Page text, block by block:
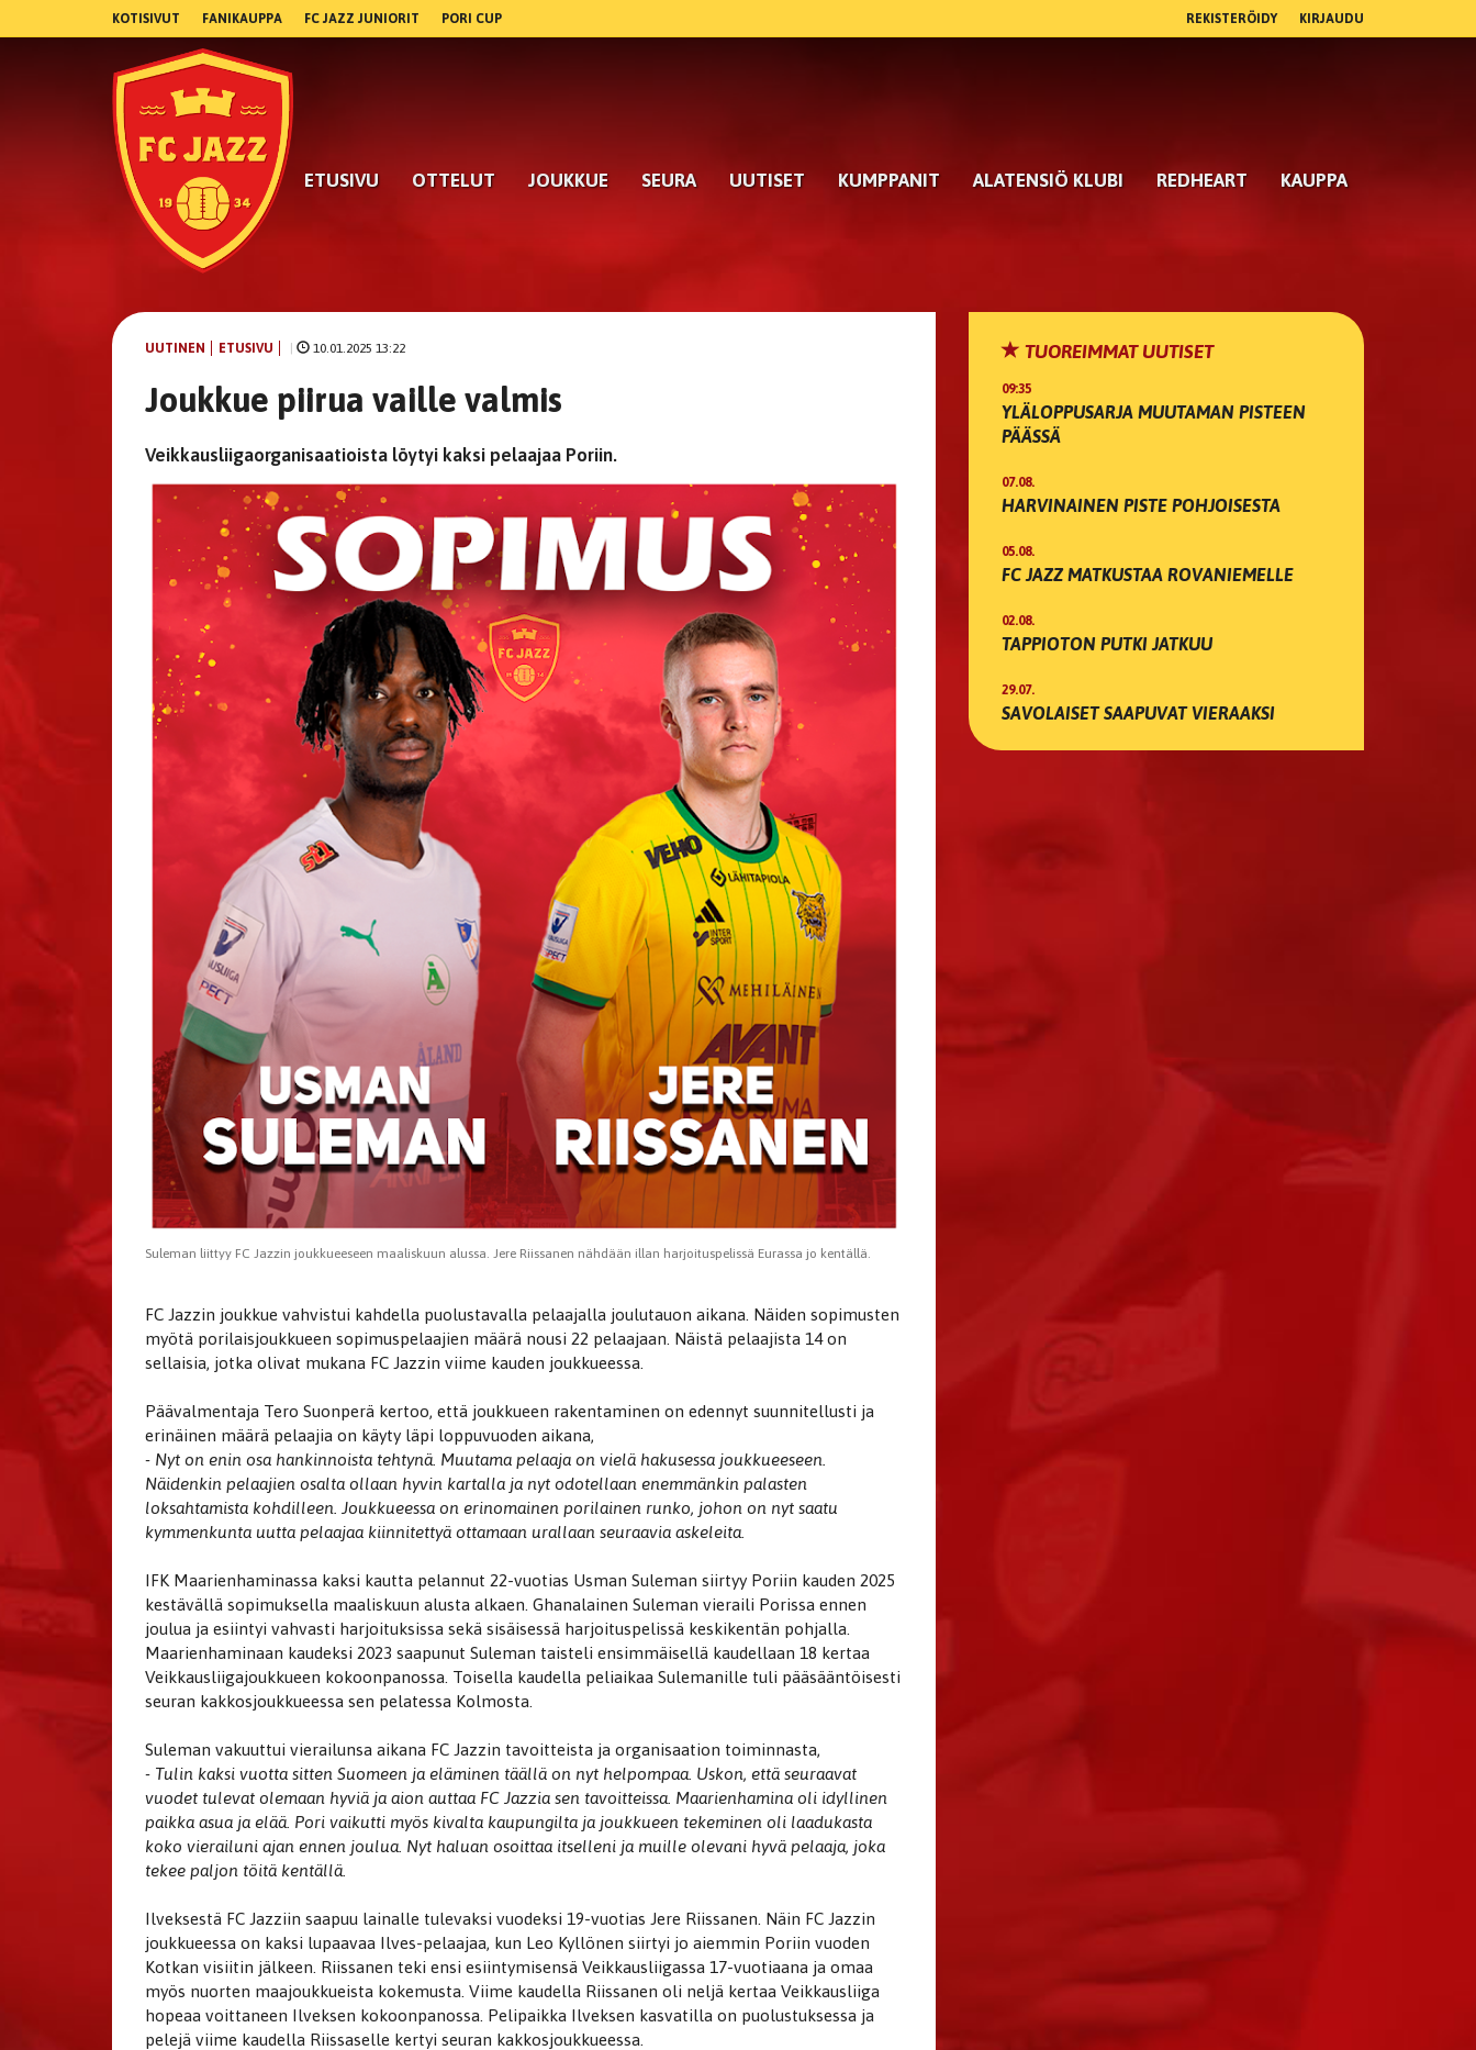
KOTISIVUT FANIKAUPPA FC JAZZ JUNIORIT PORI CUP REKISTERÖIDY KIRJAUDU
ETUSIVU OTTELUT JOUKKUE SEURA UUTISET KUMPPANIT ALATENSIÖ KLUBI REDHEART KAUPPA
UUTINEN ETUSIVU 10.01.2025 13:22
Joukkue piirua vaille valmis
Veikkausliigaorganisaatioista löytyi kaksi pelaajaa Poriin.
Suleman liittyy FC Jazzin joukkueeseen maaliskuun alussa. Jere Riissanen nähdään illan harjoituspelissä Eurassa jo kentällä.
FC Jazzin joukkue vahvistui kahdella puolustavalla pelaajalla joulutauon aikana. Näiden sopimusten
myötä porilaisjoukkueen sopimuspelaajien määrä nousi 22 pelaajaan. Näistä pelaajista 14 on
sellaisia, jotka olivat mukana FC Jazzin viime kauden joukkueessa.
Päävalmentaja Tero Suonperä kertoo, että joukkueen rakentaminen on edennyt suunnitellusti ja
erinäinen määrä pelaajia on käyty läpi loppuvuoden aikana,
- Nyt on enin osa hankinnoista tehtynä. Muutama pelaaja on vielä hakusessa joukkueeseen.
Näidenkin pelaajien osalta ollaan hyvin kartalla ja nyt odotellaan enemmänkin palasten
loksahtamista kohdilleen. Joukkueessa on erinomainen porilainen runko, johon on nyt saatu
kymmenkunta uutta pelaajaa kiinnitettyä ottamaan urallaan seuraavia askeleita.
IFK Maarienhaminassa kaksi kautta pelannut 22-vuotias Usman Suleman siirtyy Poriin kauden 2025
kestävällä sopimuksella maaliskuun alusta alkaen. Ghanalainen Suleman vieraili Porissa ennen
joulua ja esiintyi vahvasti harjoituksissa sekä sisäisessä harjoituspelissä keskikentän pohjalla.
Maarienhaminaan kaudeksi 2023 saapunut Suleman taisteli ensimmäisellä kaudellaan 18 kertaa
Veikkausliigajoukkueen kokoonpanossa. Toisella kaudella peliaikaa Sulemanille tuli pääsääntöisesti
seuran kakkosjoukkueessa sen pelatessa Kolmosta.
Suleman vakuuttui vierailunsa aikana FC Jazzin tavoitteista ja organisaation toiminnasta,
- Tulin kaksi vuotta sitten Suomeen ja eläminen täällä on nyt helpompaa. Uskon, että seuraavat
vuodet tulevat olemaan hyviä ja aion auttaa FC Jazzia sen tavoitteissa. Maarienhamina oli idyllinen
paikka asua ja elää. Pori vaikutti myös kivalta kaupungilta ja joukkueen tekeminen oli laadukasta
koko vierailuni ajan ennen joulua. Nyt haluan osoittaa itselleni ja muille olevani hyvä pelaaja, joka
tekee paljon töitä kentällä.
Ilveksestä FC Jazziin saapuu lainalle tulevaksi vuodeksi 19-vuotias Jere Riissanen. Näin FC Jazzin
joukkueessa on kaksi lupaavaa Ilves-pelaajaa, kun Leo Kyllönen siirtyi jo aiemmin Poriin vuoden
Kotkan visiitin jälkeen. Riissanen teki ensi esiintymisensä Veikkausliigassa 17-vuotiaana ja omaa
myös nuorten maajoukkueista kokemusta. Viime kaudella Riissanen oli neljä kertaa Veikkausliiga
hopeaa voittaneen Ilveksen kokoonpanossa. Pelipaikka Ilveksen kasvatilla on puolustuksessa ja
pelejä viime kaudella Riissaselle kertyi seuran kakkosjoukkueessa.
TUOREIMMAT UUTISET
09:35
YLÄLOPPUSARJA MUUTAMAN PISTEEN
PÄÄSSÄ
07.08.
HARVINAINEN PISTE POHJOISESTA
05.08.
FC JAZZ MATKUSTAA ROVANIEMELLE
02.08.
TAPPIOTON PUTKI JATKUU
29.07.
SAVOLAISET SAAPUVAT VIERAAKSI